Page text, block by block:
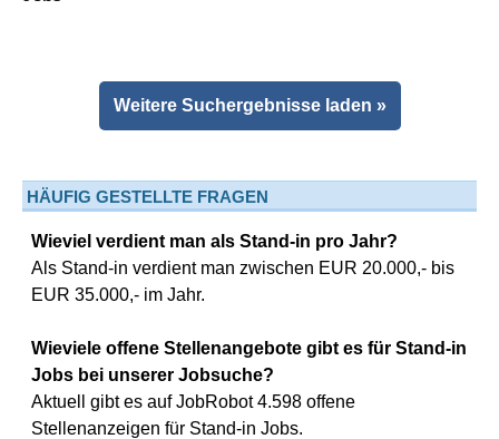
Weitere Suchergebnisse laden »
HÄUFIG GESTELLTE FRAGEN
Wieviel verdient man als Stand-in pro Jahr?
Als Stand-in verdient man zwischen EUR 20.000,- bis
EUR 35.000,- im Jahr.
Wieviele offene Stellenangebote gibt es für Stand-in
Jobs bei unserer Jobsuche?
Aktuell gibt es auf JobRobot 4.598 offene
Stellenanzeigen für Stand-in Jobs.